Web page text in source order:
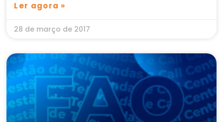
Ler agora »
28 de março de 2017